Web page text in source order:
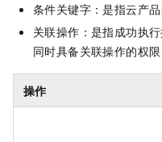
条件关键字：是指云产
关联操作：是指成功执
同时具备关联操作的权限
操作